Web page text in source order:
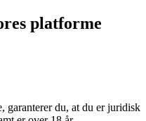
platforme
garanterer du, at du er juridisk